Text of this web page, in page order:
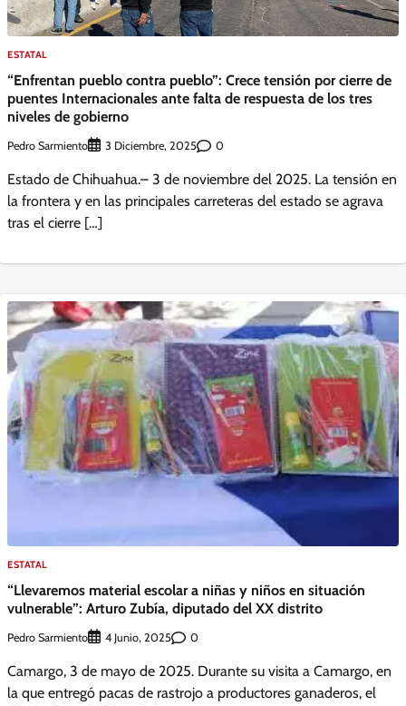
ESTATAL
“Enfrentan pueblo contra pueblo”: Crece tensión por cierre de
puentes Internacionales ante falta de respuesta de los tres
niveles de gobierno
Pedro Sarmiento 3 Diciembre, 2025 0
Estado de Chihuahua.– 3 de noviembre del 2025. La tensión en
la frontera y en las principales carreteras del estado se agrava
tras el cierre […]
ESTATAL
“Llevaremos material escolar a niñas y niños en situación
vulnerable”: Arturo Zubía, diputado del XX distrito
Pedro Sarmiento 4 Junio, 2025 0
Camargo, 3 de mayo de 2025. Durante su visita a Camargo, en
la que entregó pacas de rastrojo a productores ganaderos, el